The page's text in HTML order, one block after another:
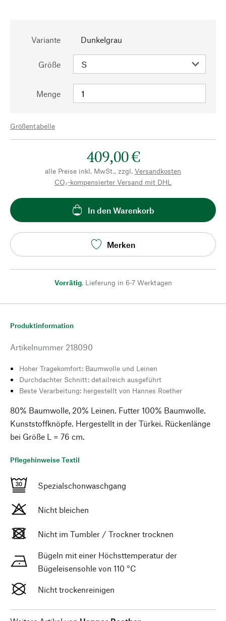
Variante Dunkelgrau
Größe
Menge
Größentabelle
409,00 €
alle Preise inkl. MwSt., zzgl. Versandkosten
CO₂-kompensierter Versand mit DHL
In den Warenkorb
Merken
Vorrätig, Lieferung in 6-7 Werktagen
Produktinformation
Artikelnummer 218090
Hoher Tragekomfort: Baumwolle und Leinen
Durchdachter Schnitt: detailreich ausgeführt
Beste Verarbeitung: hergestellt von Hannes Roether
80% Baumwolle, 20% Leinen. Futter 100% Baumwolle.
Kunststoffknöpfe. Hergestellt in der Türkei. Rückenlänge
bei Größe L = 76 cm.
Pflegehinweise Textil
Spezialschonwaschgang
Nicht bleichen
Nicht im Tumbler / Trockner trocknen
Bügeln mit einer Höchsttemperatur der
Bügeleisensohle von 110 °C
Nicht trockenreinigen